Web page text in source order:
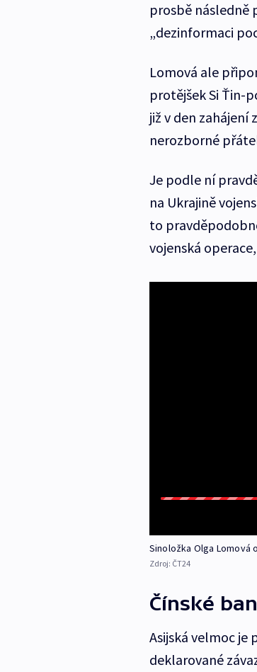
prosbě následně
„dezinformaci
Lomová ale
protějšek Si Ťin-
již v den zahájení
nerozborné
Je podle ní
na Ukrajině
to
vojenská
Sinoložka Olga Lomová
Zdroj: ČT24
Čínské
Asijská velmoc je
deklarované